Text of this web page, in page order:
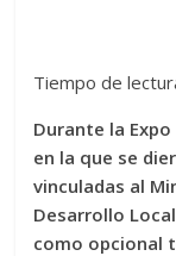
Tiempo de
Durante la
en la que se
vinculadas al
Desarrollo
como opcional